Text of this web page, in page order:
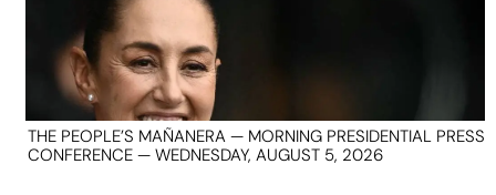
THE PEOPLE’S MAÑANERA — MORNING PRESIDENTIAL PRESS
CONFERENCE — WEDNESDAY, AUGUST 5, 2026